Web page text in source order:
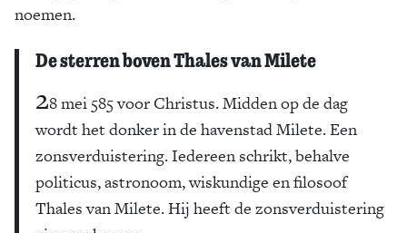
noemen.
De sterren boven Thales van Milete
28 mei 585 voor Christus. Midden op de dag
wordt het donker in de havenstad Milete. Een
zonsverduistering. Iedereen schrikt, behalve
politicus, astronoom, wiskundige en filosoof
Thales van Milete. Hij heeft de zonsverduistering